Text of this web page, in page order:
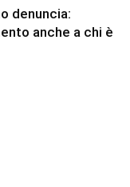
denuncia:
anche a chi è